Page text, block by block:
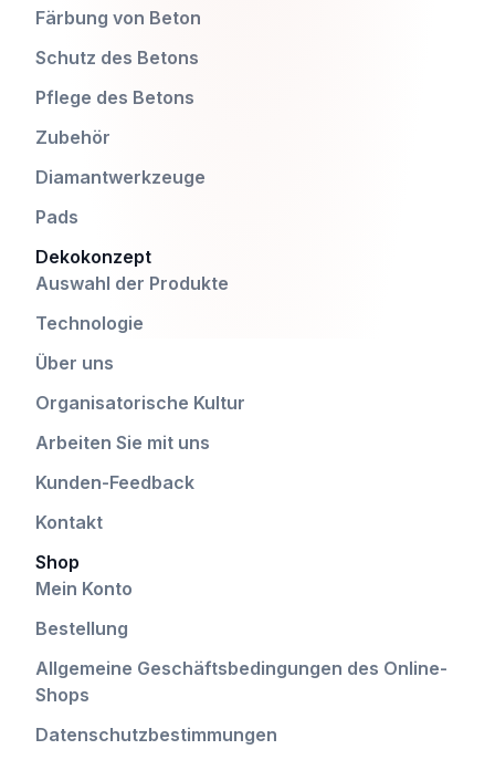
Färbung von Beton
Schutz des Betons
Pflege des Betons
Zubehör
Diamantwerkzeuge
Pads
Dekokonzept
Auswahl der Produkte
Technologie
Über uns
Organisatorische Kultur
Arbeiten Sie mit uns
Kunden-Feedback
Kontakt
Shop
Mein Konto
Bestellung
Allgemeine Geschäftsbedingungen des Online-
Shops
Datenschutzbestimmungen